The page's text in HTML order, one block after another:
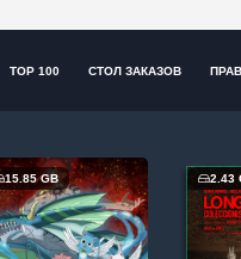
TOP 100 СТОЛ ЗАКАЗОВ
15.85 GB 2.43